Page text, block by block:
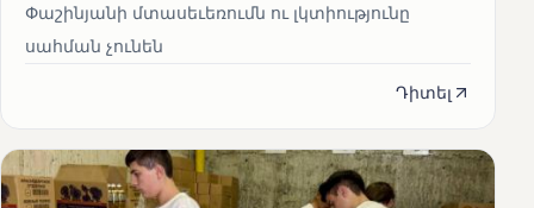
Փաշինյանի մտասեւեռումն ու լկտիությունը
սահման չունեն
Դիտել